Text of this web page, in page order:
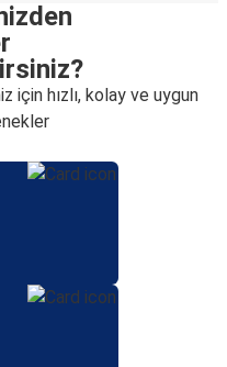
için hızlı, kolay ve uygun